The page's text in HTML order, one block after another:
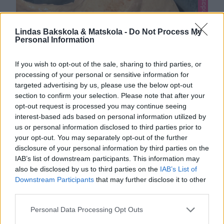
Lindas Bakskola & Matskola - Do Not Process My
Personal Information
If you wish to opt-out of the sale, sharing to third parties, or
processing of your personal or sensitive information for
targeted advertising by us, please use the below opt-out
section to confirm your selection. Please note that after your
opt-out request is processed you may continue seeing
interest-based ads based on personal information utilized by
us or personal information disclosed to third parties prior to
your opt-out. You may separately opt-out of the further
disclosure of your personal information by third parties on the
IAB’s list of downstream participants. This information may
also be disclosed by us to third parties on the IAB’s List of
Downstream Participants that may further disclose it to other
Personal Data Processing Opt Outs
Lindas nyttig mat, Lindas nyttiga, Lindas nyttigt
BANANGLASS
Nicecream – nyttig bananglass gjord av mjölk och
banan! Den är fantastiskt god, krämig och lätt att göra!
BANANGLASS 2 frysta bananer1 msk kakao (eller 1